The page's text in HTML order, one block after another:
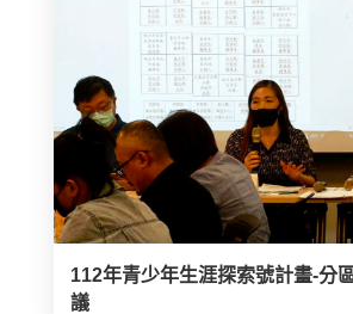
112年青少年生涯探索號計畫-分
議